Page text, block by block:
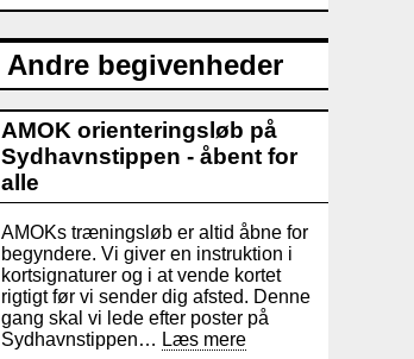
Andre begivenheder
AMOK orienteringsløb på
Sydhavnstippen - åbent for
alle
AMOKs træningsløb er altid åbne for
begyndere. Vi giver en instruktion i
kortsignaturer og i at vende kortet
rigtigt før vi sender dig afsted. Denne
gang skal vi lede efter poster på
Sydhavnstippen… Læs mere